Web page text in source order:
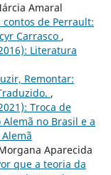
Amaral
contos de Perrault:
Carrasco ,
Literatura
Remontar:
,
Troca de
no Brasil e a
Aparecida
que a teoria da